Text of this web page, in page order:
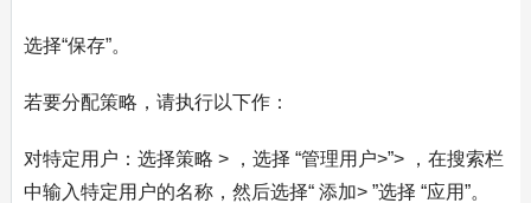
选择“保存”。
若要分配策略，请执行以下作：
对特定用户：选择策略 > ，选择 “管理用户>”> ，在搜索栏
中输入特定用户的名称，然后选择“ 添加> ”选择 “应用”。